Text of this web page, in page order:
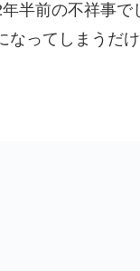
半前の不祥事
なってしまうだ